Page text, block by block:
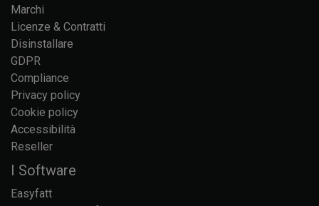
Marchi
Licenze & Contratti
Disinstallare
GDPR
Compliance
Privacy policy
Cookie policy
Accessibilità
Reseller
I Software
Easyfatt